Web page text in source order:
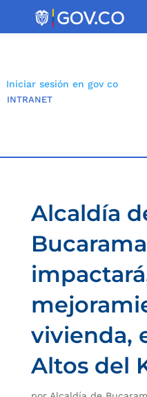
Iniciar sesión en gov co
INTRANET
Alcaldía
vivienda,
Altos del